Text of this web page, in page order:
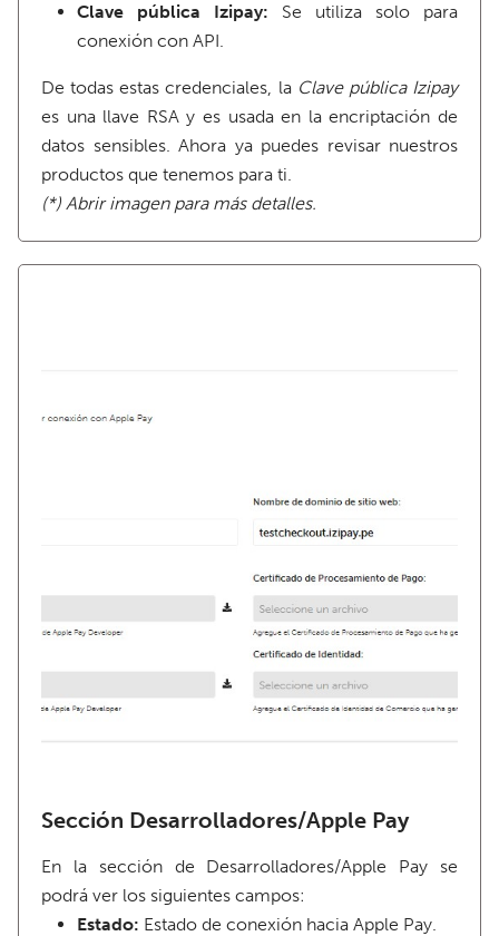
Clave pública Izipay: Se utiliza solo para
conexión con API.
De todas estas credenciales, la Clave pública Izipay
es una llave RSA y es usada en la encriptación de
datos sensibles. Ahora ya puedes revisar nuestros
productos que tenemos para ti.
(*) Abrir imagen para más detalles.
Sección Desarrolladores/Apple Pay
En la sección de Desarrolladores/Apple Pay se
podrá ver los siguientes campos:
Estado: Estado de conexión hacia Apple Pay.